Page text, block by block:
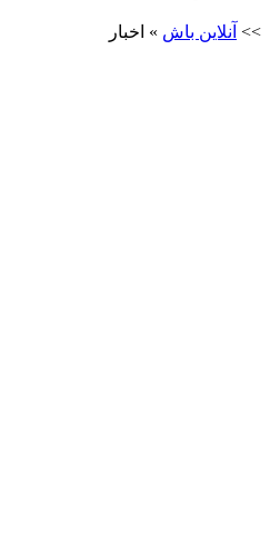
>> آنلاین باش » اخبار